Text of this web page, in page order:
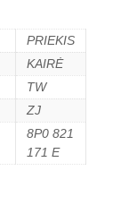
PRIEKIS
KAIRĖ
TW
ZJ
8P0 821
171 E